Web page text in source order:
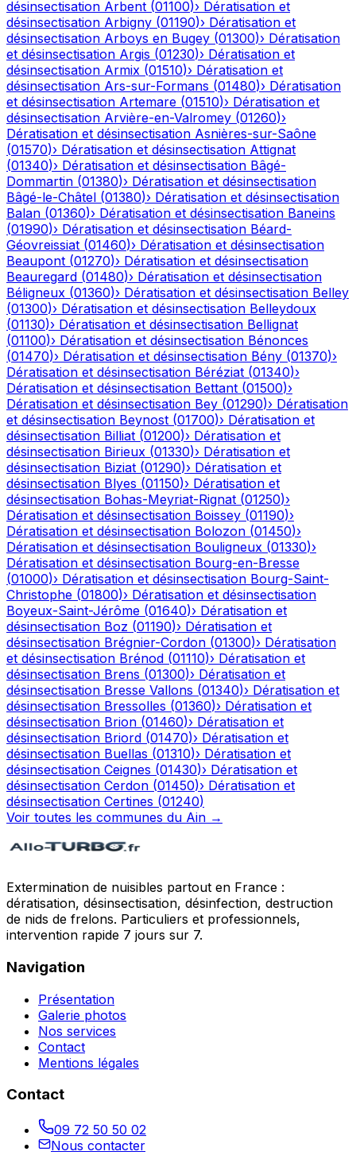
désinsectisation Arbent (01100)› Dératisation et
désinsectisation Arbigny (01190)› Dératisation et
désinsectisation Arboys en Bugey (01300)› Dératisation
et désinsectisation Argis (01230)› Dératisation et
désinsectisation Armix (01510)› Dératisation et
désinsectisation Ars-sur-Formans (01480)› Dératisation
et désinsectisation Artemare (01510)› Dératisation et
désinsectisation Arvière-en-Valromey (01260)›
Dératisation et désinsectisation Asnières-sur-Saône
(01570)› Dératisation et désinsectisation Attignat
(01340)› Dératisation et désinsectisation Bâgé-
Dommartin (01380)› Dératisation et désinsectisation
Bâgé-le-Châtel (01380)› Dératisation et désinsectisation
Balan (01360)› Dératisation et désinsectisation Baneins
(01990)› Dératisation et désinsectisation Béard-
Géovreissiat (01460)› Dératisation et désinsectisation
Beaupont (01270)› Dératisation et désinsectisation
Beauregard (01480)› Dératisation et désinsectisation
Béligneux (01360)› Dératisation et désinsectisation Belley
(01300)› Dératisation et désinsectisation Belleydoux
(01130)› Dératisation et désinsectisation Bellignat
(01100)› Dératisation et désinsectisation Bénonces
(01470)› Dératisation et désinsectisation Bény (01370)›
Dératisation et désinsectisation Béréziat (01340)›
Dératisation et désinsectisation Bettant (01500)›
Dératisation et désinsectisation Bey (01290)› Dératisation
et désinsectisation Beynost (01700)› Dératisation et
désinsectisation Billiat (01200)› Dératisation et
désinsectisation Birieux (01330)› Dératisation et
désinsectisation Biziat (01290)› Dératisation et
désinsectisation Blyes (01150)› Dératisation et
désinsectisation Bohas-Meyriat-Rignat (01250)›
Dératisation et désinsectisation Boissey (01190)›
Dératisation et désinsectisation Bolozon (01450)›
Dératisation et désinsectisation Bouligneux (01330)›
Dératisation et désinsectisation Bourg-en-Bresse
(01000)› Dératisation et désinsectisation Bourg-Saint-
Christophe (01800)› Dératisation et désinsectisation
Boyeux-Saint-Jérôme (01640)› Dératisation et
désinsectisation Boz (01190)› Dératisation et
désinsectisation Brégnier-Cordon (01300)› Dératisation
et désinsectisation Brénod (01110)› Dératisation et
désinsectisation Brens (01300)› Dératisation et
désinsectisation Bresse Vallons (01340)› Dératisation et
désinsectisation Bressolles (01360)› Dératisation et
désinsectisation Brion (01460)› Dératisation et
désinsectisation Briord (01470)› Dératisation et
désinsectisation Buellas (01310)› Dératisation et
désinsectisation Ceignes (01430)› Dératisation et
désinsectisation Cerdon (01450)› Dératisation et
désinsectisation Certines (01240)
Voir toutes les communes du Ain →
Extermination de nuisibles partout en France :
dératisation, désinsectisation, désinfection, destruction
de nids de frelons. Particuliers et professionnels,
intervention rapide 7 jours sur 7.
Navigation
Présentation
Galerie photos
Nos services
Contact
Mentions légales
Contact
09 72 50 50 02
Nous contacter